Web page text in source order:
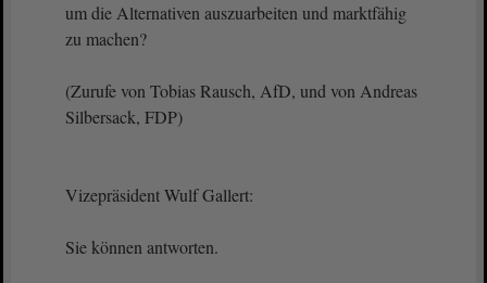
um die Alternativen auszuarbeiten und marktfähig
zu machen?
(Zurufe von Tobias Rausch, AfD, und von Andreas
Silbersack, FDP)
Vizepräsident Wulf Gallert:
Sie können antworten.